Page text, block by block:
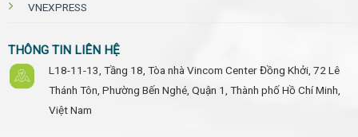
VNEXPRESS
THÔNG TIN LIÊN HỆ
L18-11-13, Tầng 18, Tòa nhà Vincom Center Đồng Khởi, 72 Lê
Thánh Tôn, Phường Bến Nghé, Quận 1, Thành phố Hồ Chí Minh,
Việt Nam